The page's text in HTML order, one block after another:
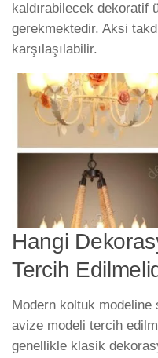
kaldırabilecek dekoratif
gerekmektedir. Aksi
karşılaşılabilir.
Hangi
Tercih
Modern koltuk
avize modeli tercih
genellikle klasik